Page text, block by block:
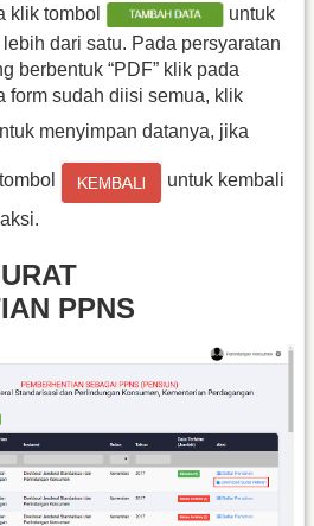
klik tombol
untuk
dari satu. Pada persyaratan
berbentuk “PDF” klik pada
form sudah diisi semua, klik
menyimpan datanya, jika
untuk kembali
PPNS